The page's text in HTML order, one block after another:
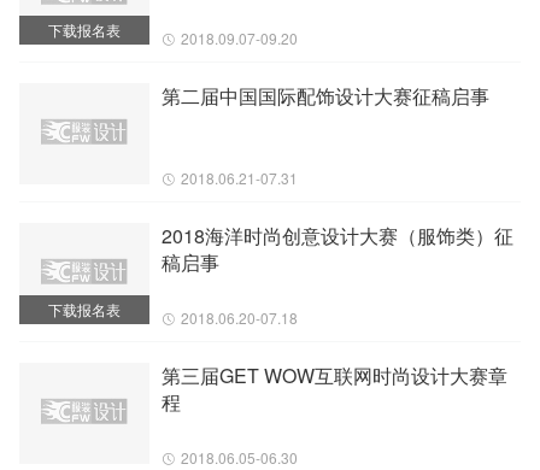
下载报名表 2018.09.07-09.20
第二届中国国际配饰设计大赛征稿启事
2018.06.21-07.31
下载报名表
2018海洋时尚创意设计大赛（服饰类）征
稿启事
2018.06.20-07.18
第三届GET WOW互联网时尚设计大赛章
程
2018.06.05-06.30